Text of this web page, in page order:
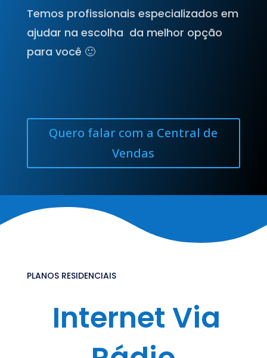
Temos profissionais especializados em
ajudar na escolha da melhor opção
para você 🙂
Quero falar com a Central de
Vendas
PLANOS RESIDENCIAIS
Internet Via